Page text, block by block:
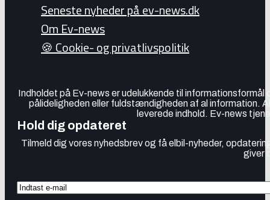
Seneste nyheder på ev-news.dk
Om Ev-news
🍪 Cookie- og privatlivspolitik
Indholdet på Ev-news er udelukkende til
pålideligheden eller fuldstændigheden af al information.
leverede indhold. Ev-news
Hold dig opdateret
Tilmeld dig vores nyhedsbrev og få elbil-nyheder,
giver